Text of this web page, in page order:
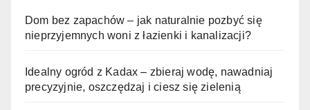
Dom bez zapachów – jak naturalnie pozbyć się
nieprzyjemnych woni z łazienki i kanalizacji?
Idealny ogród z Kadax – zbieraj wodę, nawadniaj
precyzyjnie, oszczędzaj i ciesz się zielenią